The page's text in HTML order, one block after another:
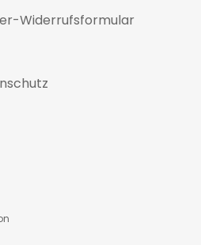
Widerrufsformular